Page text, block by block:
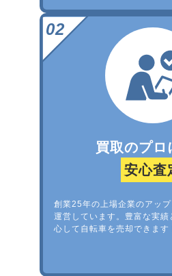
買取のプロ
安心査
創業25年の上場企業のアッ
運営しています。豊富な実
心して自転車を売却できます